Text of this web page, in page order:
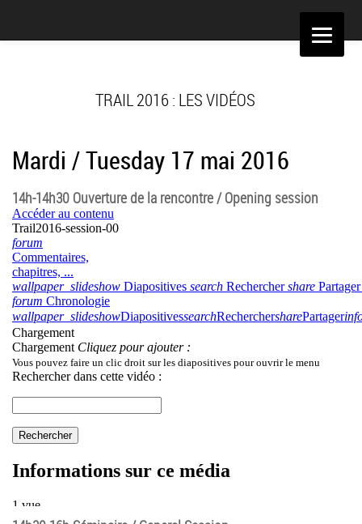
Aller
TRAIL 2016 : LES VIDÉOS
Mardi / Tuesday 17 mai 2016
14h-14h30 Ouverture de la rencontre / Opening session